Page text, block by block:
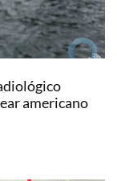
americano